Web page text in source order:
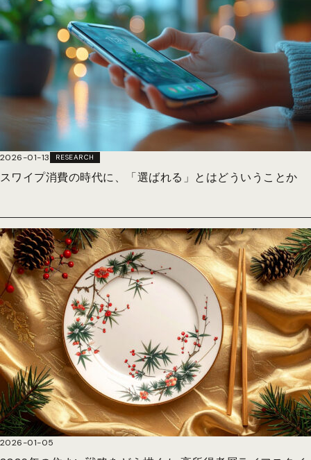
2026-01-13 RESEARCH
スワイプ消費の時代に、「選ばれる」とはどういうことか
2026-01-05